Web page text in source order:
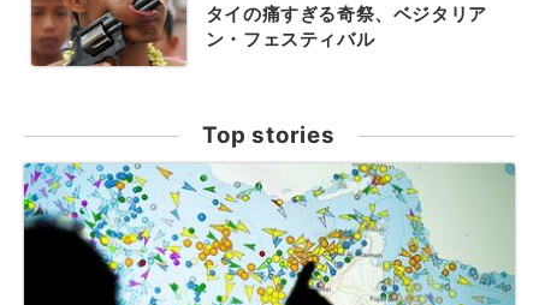
タイの痛すぎる奇祭、ベジタリア
ン・フェスティバル
Top stories